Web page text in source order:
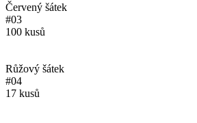
Červený šátek
#03
100 kusů
Růžový šátek
#04
17 kusů